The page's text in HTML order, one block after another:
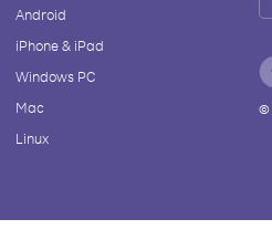
Android
iPhone & iPad
Windows PC
Mac
Linux
©